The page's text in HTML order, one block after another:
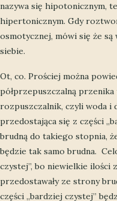
nazywa się hipotonicznym,
hipertonicznym. Gdy
osmotycznej, mówi się że
siebie.
Ot, co. Prościej można
półprzepuszczalną
rozpuszczalnik, czyli woda i
przedostająca się z części
brudną do takiego stopnia,
będzie tak samo brudna.
czystej”, bo niewielkie ilości
przedostawały ze strony
części „bardziej czystej”